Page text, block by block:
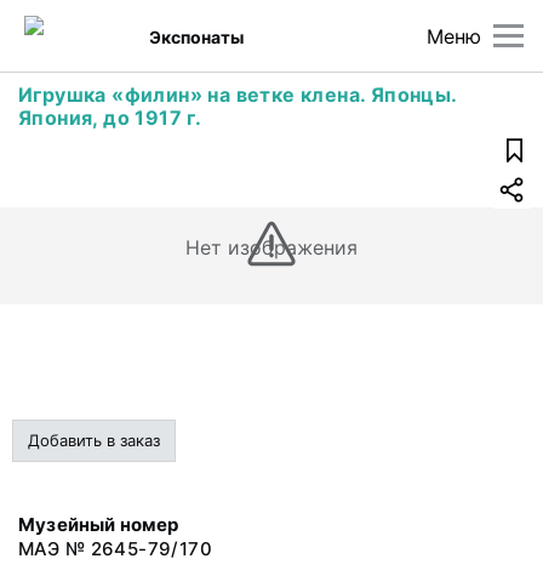
Меню
Экспонаты
Игрушка «филин» на ветке клена. Японцы.
Япония, до 1917 г.
Нет изображения
Добавить в заказ
Музейный номер
МАЭ № 2645-79/170